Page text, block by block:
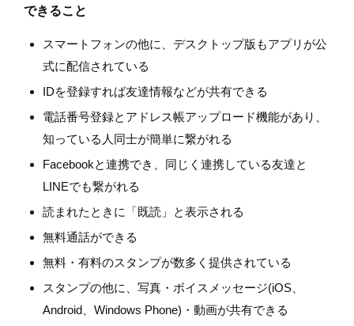
できること
スマートフォンの他に、デスクトップ版もアプリが公
式に配信されている
IDを登録すれば友達情報などが共有できる
電話番号登録とアドレス帳アップロード機能があり、
知っている人同士が簡単に繋がれる
Facebookと連携でき、同じく連携している友達と
LINEでも繋がれる
読まれたときに「既読」と表示される
無料通話ができる
無料・有料のスタンプが数多く提供されている
スタンプの他に、写真・ボイスメッセージ(iOS、
Android、Windows Phone)・動画が共有できる